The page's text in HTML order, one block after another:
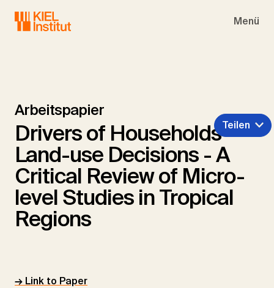
Menü
Arbeitspapier
Drivers of Households'
Land-use Decisions - A
Critical Review of Micro-
level Studies in Tropical
Regions
Teilen
→ Link to Paper